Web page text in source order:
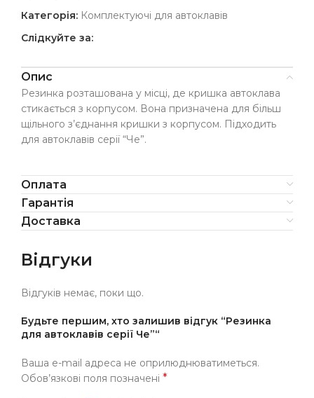
Категорія: Комплектуючі для автоклавів
Слідкуйте за:
Опис
Резинка розташована у місці, де кришка автоклава
стикається з корпусом. Вона призначена для більш
щільного з’єднання кришки з корпусом. Підходить
для автоклавів серії “Че”.
Оплата
Гарантія
Доставка
Відгуки
Відгуків немає, поки що.
Будьте першим, хто залишив відгук “Резинка
для автоклавів серії Че”“
Ваша e-mail адреса не оприлюднюватиметься.
Обов’язкові поля позначені *